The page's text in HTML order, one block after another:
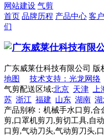
网站建设 气剪
首页 品牌历程 产品中心 客
们
广东威莱仕科技有限公司 版
地图
技术支持：光龙网络
气剪配送区域:北京 天津 上
苏 浙江 福建 山东 湖南 湖
产品别称：机械手水口剪,
剪,口罩机剪刀,剪切工具,自
口剪,气动刀头,气动剪刀头,